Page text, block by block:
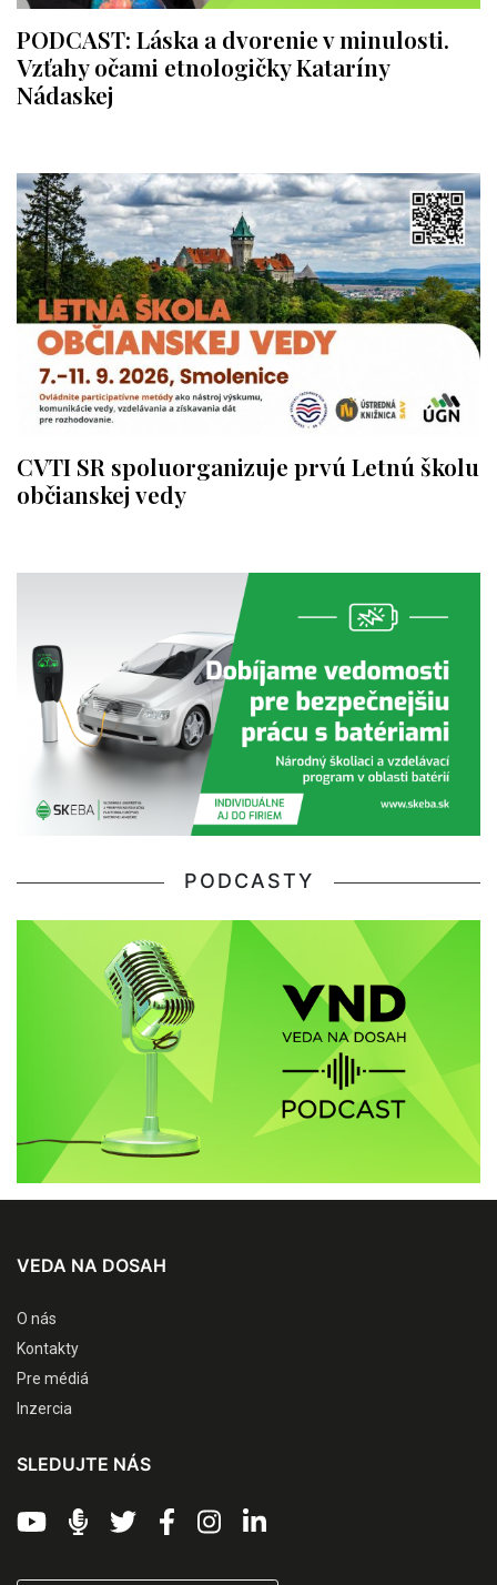
PODCAST: Láska a dvorenie v minulosti.
Vzťahy očami etnologičky Kataríny
Nádaskej
CVTI SR spoluorganizuje prvú Letnú školu
občianskej vedy
PODCASTY
VEDA NA DOSAH
O nás
Kontakty
Pre médiá
Inzercia
SLEDUJTE NÁS